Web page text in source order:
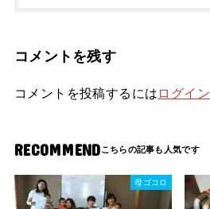
コメントを残す
コメントを投稿するには ログイン
RECOMMEND
母ゴコロ